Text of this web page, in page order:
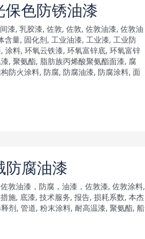
色防锈油漆
漆, 乳胶漆, 佐敦, 佐敦, 佐敦油漆, 佐敦油
含量, 固化剂, 工业油漆, 工业漆, 工业防
, 涂料, 环氧云铁漆, 环氧富锌底, 环氧富锌
, 聚氨酯, 脂肪族丙烯酸聚氨酯面漆, 腐
防火涂料, 防腐, 防腐油漆, 防腐涂料, 面
腐油漆
佐敦油漆，防腐，油漆，佐敦漆, 佐敦涂料,
施, 底漆, 技术服务, 报告, 损耗系数, 本杰
剂, 管道, 粉末涂料, 耐高温漆, 聚氨酯, 船